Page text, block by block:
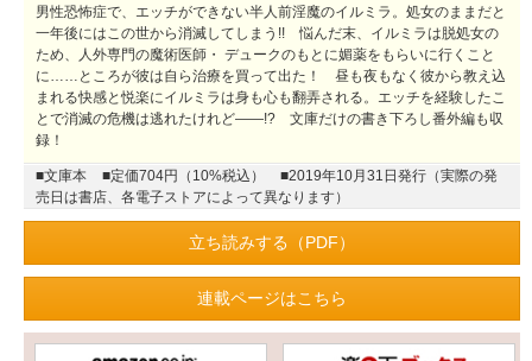
男性恐怖症で、エッチができない半人前淫魔のイルミラ。処女のままだと
一年後にはこの世から消滅してしまう!! 悩んだ末、イルミラは脱処女の
ため、人外専門の魔術医師・ デュークのもとに媚薬をもらいに行くこと
に……ところが彼は自ら治療を買って出た！ 昼も夜もなく彼から教え込
まれる快感と悦楽にイルミラは身も心も翻弄される。エッチを経験したこ
とで消滅の危機は逃れたけれど――!? 文庫だけの書き下ろし番外編も収
録！
■文庫本 ■定価704円（10%税込）
■2019年10月31日発行（実際の発
売日は書店、各電子ストアによって異なります）
立ち読みする（PDF）
連載ページはこちら